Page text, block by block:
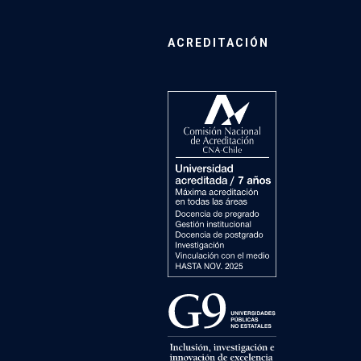
ACREDITACIÓN